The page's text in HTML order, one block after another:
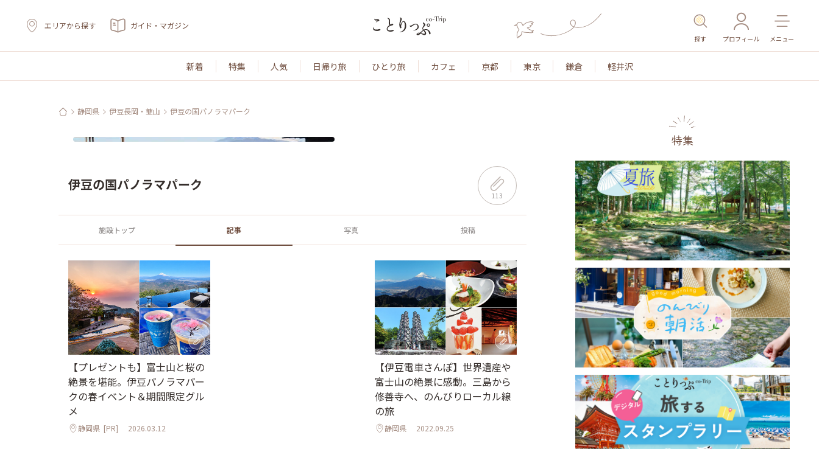
エリアから探す ガイド・マガジン
探す プロフィール メニュー
新着 特集 人気 日帰り旅 ひとり旅 カフェ 京都 東京 鎌倉 軽井沢
静岡県 伊豆長岡・韮山 伊豆の国パノラマパーク
伊豆の国パノラマパーク
113
施設トップ 記事 写真 投稿
【プレゼントも】富士山と桜の
絶景を堪能。伊豆パノラマパー
クの春イベント＆期間限定グル
メ
静岡県 [PR] 2026.03.12
【伊豆電車さんぽ】世界遺産や
富士山の絶景に感動。三島から
修善寺へ、のんびりローカル線
の旅
静岡県 2022.09.25
特集